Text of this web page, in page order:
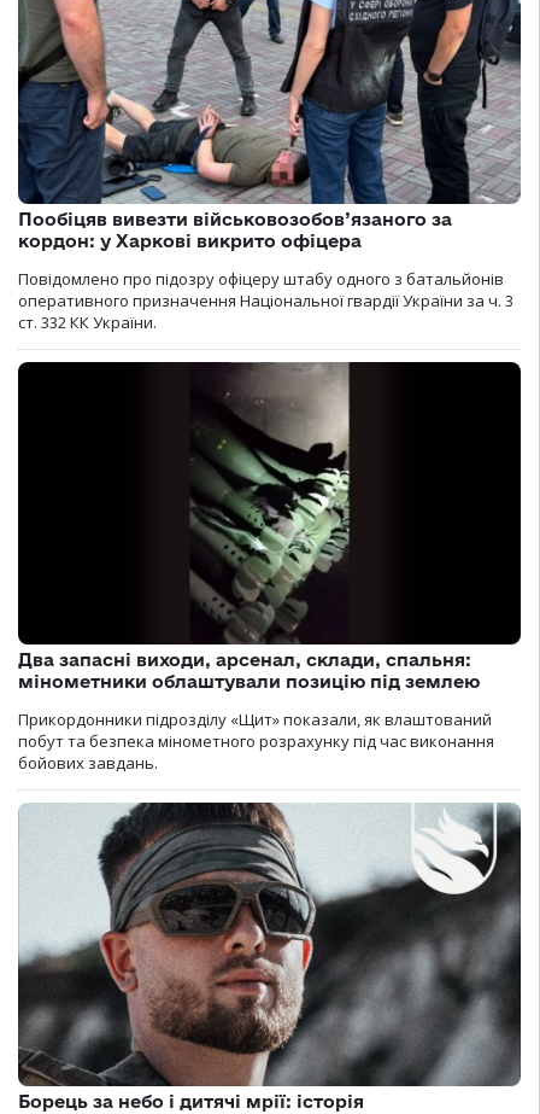
Пообіцяв вивезти військовозобов’язаного за
кордон: у Харкові викрито офіцера
Повідомлено про підозру офіцеру штабу одного з батальйонів
оперативного призначення Національної гвардії України за ч. 3
ст. 332 КК України.
Два запасні виходи, арсенал, склади, спальня:
мінометники облаштували позицію під землею
Прикордонники підрозділу «Щит» показали, як влаштований
побут та безпека мінометного розрахунку під час виконання
бойових завдань.
Борець за небо і дитячі мрії: історія